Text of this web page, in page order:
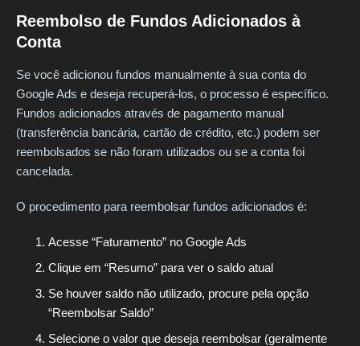
Reembolso de Fundos Adicionados à
Conta
Se você adicionou fundos manualmente à sua conta do
Google Ads e deseja recuperá-los, o processo é específico.
Fundos adicionados através de pagamento manual
(transferência bancária, cartão de crédito, etc.) podem ser
reembolsados se não foram utilizados ou se a conta foi
cancelada.
O procedimento para reembolsar fundos adicionados é:
Acesse “Faturamento” no Google Ads
Clique em “Resumo” para ver o saldo atual
Se houver saldo não utilizado, procure pela opção
“Reembolsar Saldo”
Selecione o valor que deseja reembolsar (geralmente